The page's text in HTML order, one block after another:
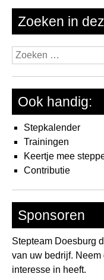
Zoeken in
Zoeken
naar:
Ook handig:
Stepkalender
Trainingen
Keertje mee
Contributie
Sponsoren
Stepteam Doesburg
van uw bedrijf.
interesse in heeft.